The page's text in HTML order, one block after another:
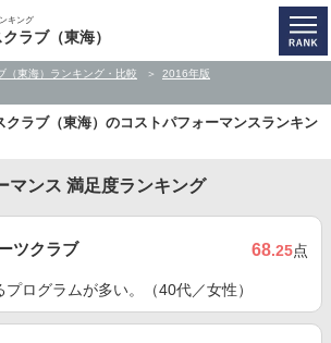
キング
ラブ（東海）
（東海）ランキング・比較
2016年版
クラブ（東海）のコストパフォーマンスランキン
マンス 満足度ランキング
ツクラブ 68.25点
ログラムが多い。（40代／女性）